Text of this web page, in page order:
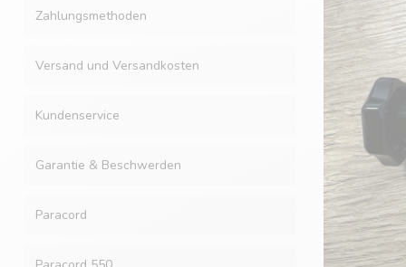
Zahlungsmethoden
Versand und Versandkosten
Kundenservice
Garantie & Beschwerden
Paracord